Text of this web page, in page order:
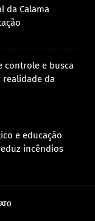
da Calama
controle e busca
realidade da
e educação
incêndios